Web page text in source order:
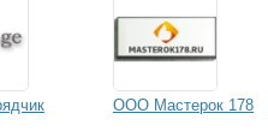
ООО Мастерок 178